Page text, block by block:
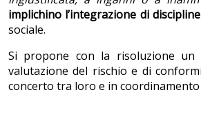
implichino l’integrazione di
sociale.
Si propone con la risoluzione
valutazione del rischio e di
concerto tra loro e in